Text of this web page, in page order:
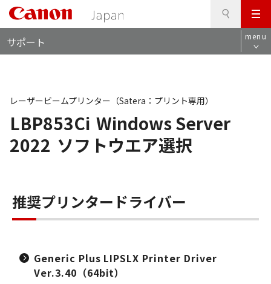
メ
ニ
ュ
サポート menu
LBP853Ci Windows Server
2022 ソフトウエア選択
レーザービームプリンター（Satera：プリント専用）
推奨プリンタードライバー
Generic Plus LIPSLX Printer Driver
Ver.3.40（64bit）